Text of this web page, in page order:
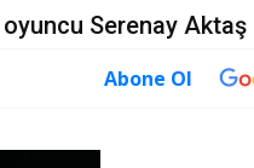
Serenay
Abone Ol